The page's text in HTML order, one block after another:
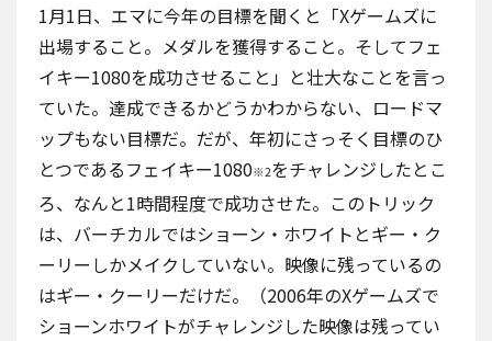
1月1日、エマに今年の目標を聞くと「Xゲームズに
出場すること。メダルを獲得すること。そしてフェ
イキー1080を成功させること」と壮大なことを言っ
ていた。達成できるかどうかわからない、ロードマ
ップもない目標だ。だが、年初にさっそく目標のひ
とつであるフェイキー1080※2をチャレンジしたとこ
ろ、なんと1時間程度で成功させた。このトリック
は、バーチカルではショーン・ホワイトとギー・ク
ーリーしかメイクしていない。映像に残っているの
はギー・クーリーだけだ。（2006年のXゲームズで
ショーンホワイトがチャレンジした映像は残ってい